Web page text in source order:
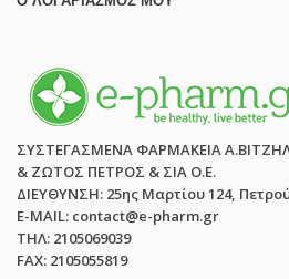
ΣΥΣΤΕΓΑΣΜΕΝΑ ΦΑΡΜΑΚΕΙΑ
& ΖΩΤΟΣ ΠΕΤΡΟΣ & ΣΙΑ Ο.Ε.
ΔΙΕΥΘΥΝΣΗ: 25ης Μαρτίου 124,
E-MAIL: contact@e-pharm.gr
ΤΗΛ: 2105069039
FAX: 2105055819